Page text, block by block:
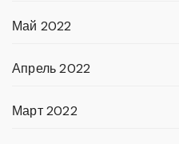
Май 2022
Апрель 2022
Март 2022